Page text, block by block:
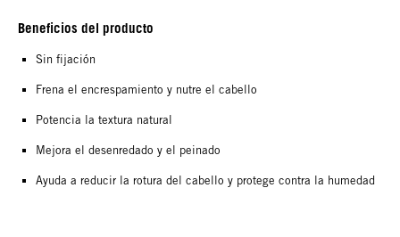
Beneficios del producto
Sin fijación
Frena el encrespamiento y nutre el cabello
Potencia la textura natural
Mejora el desenredado y el peinado
Ayuda a reducir la rotura del cabello y protege contra la humedad